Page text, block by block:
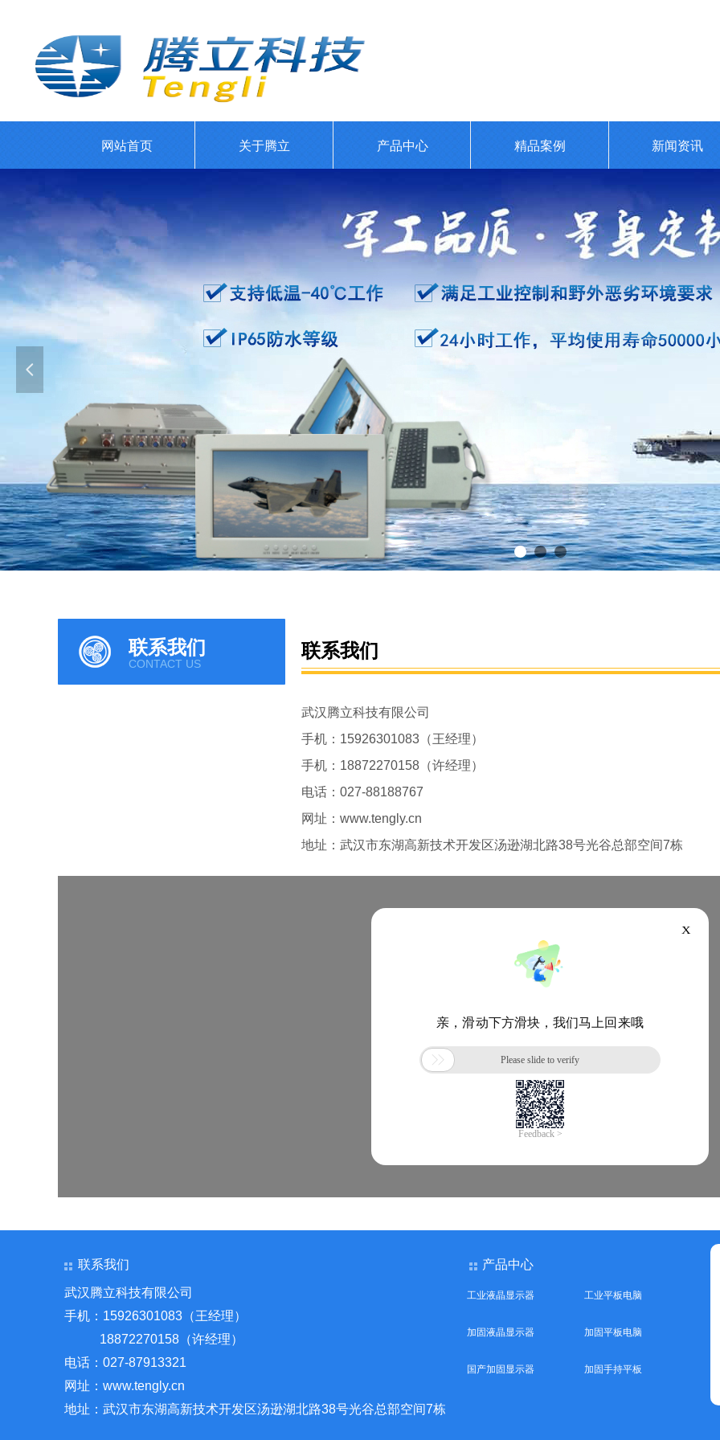
网站首页 关于腾立 产品中心 精品案例 新闻资讯
넳
联系我们
CONTACT US
联系我们
武汉腾立科技有限公司
手机：15926301083（王经理）
手机：18872270158（许经理）
电话：027-88188767
网址：www.tengly.cn
地址：武汉市东湖高新技术开发区汤逊湖北路38号光谷总部空间7栋
武汉腾立科技有限公司
手机：15926301083（王经理）
18872270158（许经理）
电话：027-87913321
网址：www.tengly.cn
地址：武汉市东湖高新技术开发区汤逊湖北路38号光谷总部空间7栋
联系我们
工业液晶显示器
加固液晶显示器
国产加固显示器
产品中心
工业平板电脑
加固平板电脑
加固手持平板